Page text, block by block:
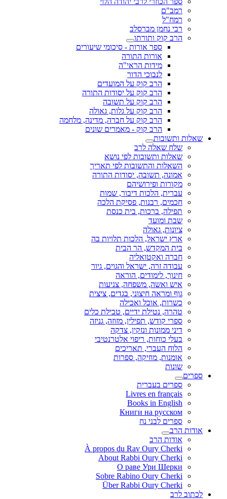
רמב"ם
רמח"ל
רבי נחמן מברסלב
הרב קוק ותורתו
ספר אורות - סיכומי שיעורים
אורות התורה
מידות הראי"ה
לנבוכי הדור
הרב קוק על המועדים
הרב קוק על יסודות התורה
הרב קוק על תשובה
הרב קוק על גלות, גאולה
הרב קוק על חברה, מדינה, מלחמה
הרב קוק - מאמרים שונים
שאלות ותשובות
שלח שאלה לרב
שאלות ותשובות לפי נושא
השאלות והתשובות לפי תאריך
אמונה, תשובה, יסודות התורה
מקורות ופירושיהם
עברית, הלכות דיבור, שמות
חכמים, רבנות, פסיקת הלכה
תפילה, ברכות, בית כנסת
שבת ומועד
ציונות, גאולה
ארץ ישראל, הלכות תלויות בה
בית המקדש, הר הבית
חברה ואקטואליה
עבודה זרה, ישראל והגוים, גיור
חינוך, לימודים, הוראה
איש ואשה, משפחה, צניעות
גוף ומראה חיצוני, בגדים, ציצית
כשרות, אוכל ואכילה
טהרה, נטילת ידיים, טבילת כלים
ספרי קודש, תפילין, מזוזה, גניזה
דיני ממונות ונזקין, צדקה
בעלי כוחות, ריפוי אלטרנטיבי
הלוח העברי, תאריכים
אומנות, מוזיקה, ספרות
שונות
ספרים
ספרים בעברית
Livres en français
Books in English
Книги на русском
ספרים לבני נח
אודות הרב
אודות הרב
À propos du Rav Oury Cherki
About Rabbi Oury Cherki
О раве Ури Шерки
Sobre Rabino Oury Cherki
Über Rabbi Oury Cherki
לכתוב לרב